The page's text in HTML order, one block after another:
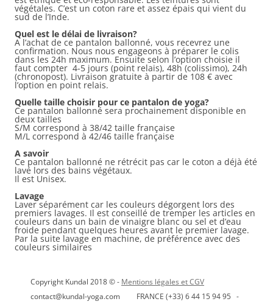
végétales. C’est un coton rare et assez épais qui vient du
sud de l’Inde.
Quel est le délai de livraison?
A l’achat de ce pantalon ballonné, vous recevrez une
confirmation. Nous nous engageons à préparer le colis
dans les 24h maximum. Ensuite selon l’option choisie il
faut compter 4-5 jours (point relais), 48h (colissimo), 24h
(chronopost). Livraison gratuite à partir de 108 € avec
l’option en point relais.
Quelle taille choisir pour ce pantalon de yoga?
Ce pantalon ballonné sera prochainement disponible en
deux tailles
S/M correspond à 38/42 taille française
M/L correspond à 42/46 taille française
A savoir
Ce pantalon ballonné ne rétrécit pas car le coton a déjà été
lavé lors des bains végétaux.
Il est Unisex.
Lavage
Laver séparément car les couleurs dégorgent lors des
premiers lavages. Il est conseillé de tremper les articles en
couleurs dans un bain de vinaigre blanc ou sel et d’eau
froide pendant quelques heures avant le premier lavage.
Par la suite lavage en machine, de préférence avec des
couleurs similaires
Copyright Kundal 2018 © - Mentions légales et CGV
contact@kundal-yoga.com FRANCE (+33) 6 44 15 94 95 -